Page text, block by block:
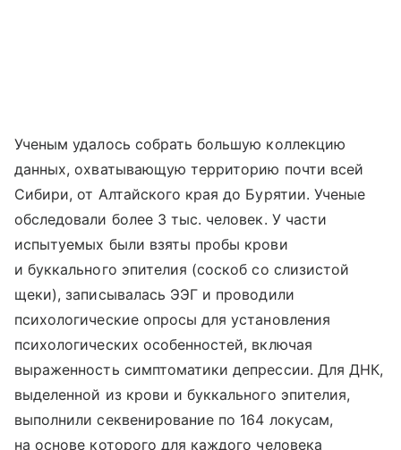
Ученым удалось собрать большую коллекцию
данных, охватывающую территорию почти всей
Сибири, от Алтайского края до Бурятии. Ученые
обследовали более 3 тыс. человек. У части
испытуемых были взяты пробы крови
и буккального эпителия (соскоб со слизистой
щеки), записывалась ЭЭГ и проводили
психологические опросы для установления
психологических особенностей, включая
выраженность симптоматики депрессии. Для ДНК,
выделенной из крови и буккального эпителия,
выполнили секвенирование по 164 локусам,
на основе которого для каждого человека